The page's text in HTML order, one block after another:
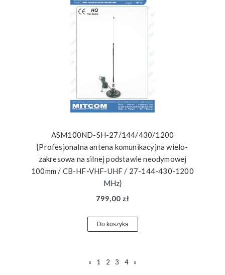
ASM100ND-SH-27/144/430/1200
{Profesjonalna antena komunikacyjna wielo-
zakresowa na silnej podstawie neodymowej
100mm / CB-HF-VHF-UHF / 27-144-430-1200
MHz}
799,00 zł
Do koszyka
« 1 2 3 4 »